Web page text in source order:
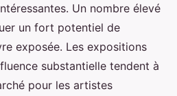
Un nombre élevé
un fort potentiel de
exposée. Les expositions
substantielle tendent à
pour les artistes